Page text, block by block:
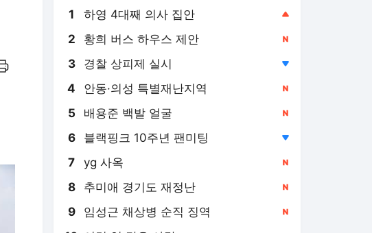
1 하영 4대째 의사 집안
2 황희 버스 하우스 제안
3 경찰 상피제 실시
4 안동·의성 특별재난지역
5 배용준 백발 얼굴
6 블랙핑크 10주년 팬미팅
7 yg 사옥
8 추미애 경기도 재정난
9 임성근 채상병 순직 징역